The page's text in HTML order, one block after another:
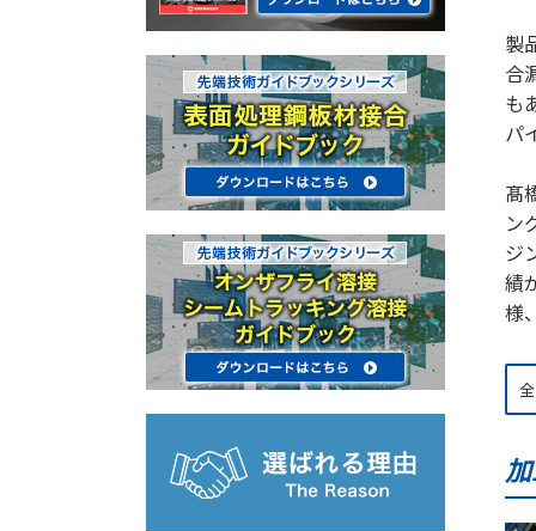
製
合
も
パ
髙
ン
ジ
績
様